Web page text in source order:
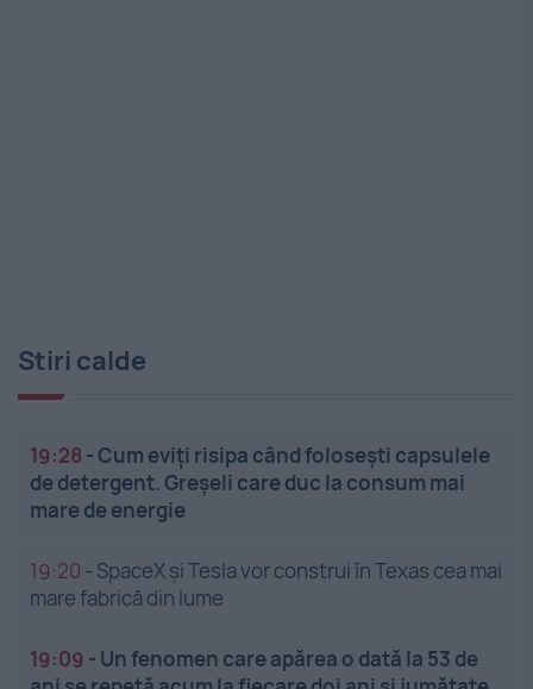
Stiri calde
19:28 -Cum eviți risipa când folosești capsulele
de detergent. Greșeli care duc la consum mai
mare de energie
19:20 - SpaceX și Tesla vor construi în Texas cea mai
mare fabrică din lume
19:09 - Un fenomen care apărea o dată la 53 de